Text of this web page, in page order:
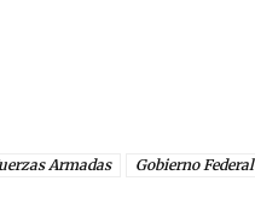
Armadas Gobierno Federal